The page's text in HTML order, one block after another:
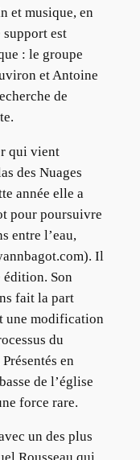
et musique, en
est
: le groupe
et Antoine
de
qui vient
des Nuages
année elle a
pour poursuivre
entre l’eau,
Il
édition. Son
fait la part
une modification
du
en
de l’église
force rare.
un des plus